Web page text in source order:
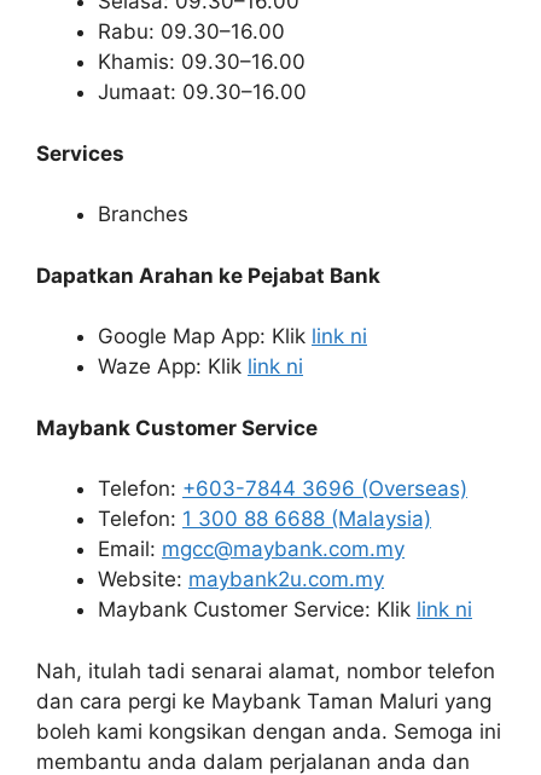
Rabu: 09.30–16.00
Khamis: 09.30–16.00
Jumaat: 09.30–16.00
Services
Branches
Dapatkan Arahan ke Pejabat Bank
Google Map App: Klik link ni
Waze App: Klik link ni
Maybank Customer Service
Telefon: +603-7844 3696 (Overseas)
Telefon: 1 300 88 6688 (Malaysia)
Email: mgcc@maybank.com.my
Website: maybank2u.com.my
Maybank Customer Service: Klik link ni
Nah, itulah tadi senarai alamat, nombor telefon
dan cara pergi ke Maybank Taman Maluri yang
boleh kami kongsikan dengan anda. Semoga ini
membantu anda dalam perjalanan anda dan